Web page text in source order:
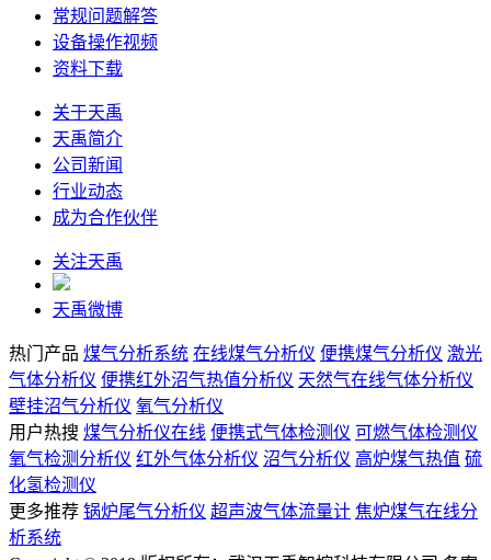
常规问题解答
设备操作视频
资料下载
关于天禹
天禹简介
公司新闻
行业动态
成为合作伙伴
关注天禹
天禹微博
热门产品 煤气分析系统 在线煤气分析仪 便携煤气分析仪 激光
气体分析仪 便携红外沼气热值分析仪 天然气在线气体分析仪
壁挂沼气分析仪 氧气分析仪
用户热搜 煤气分析仪在线 便携式气体检测仪 可燃气体检测仪
氧气检测分析仪 红外气体分析仪 沼气分析仪 高炉煤气热值 硫
化氢检测仪
更多推荐 锅炉尾气分析仪 超声波气体流量计 焦炉煤气在线分
析系统